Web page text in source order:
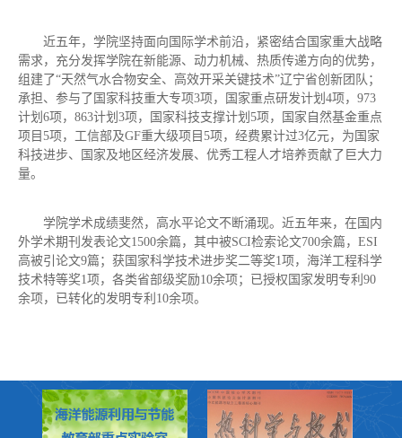
近五年，学院坚持面向国际学术前沿，紧密结合国家重大战略
需求，充分发挥学院在新能源、动力机械、热质传递方向的优势，
组建了“天然气水合物安全、高效开采关键技术”辽宁省创新团队；
承担、参与了国家科技重大专项3项，国家重点研发计划4项，973
计划6项，863计划3项，国家科技支撑计划5项，国家自然基金重点
项目5项，工信部及GF重大级项目5项，经费累计过3亿元，为国家
科技进步、国家及地区经济发展、优秀工程人才培养贡献了巨大力
量。
学院学术成绩斐然，高水平论文不断涌现。近五年来，在国内
外学术期刊发表论文1500余篇，其中被SCI检索论文700余篇，ESI
高被引论文9篇；获国家科学技术进步奖二等奖1项，海洋工程科学
技术特等奖1项，各类省部级奖励10余项；已授权国家发明专利90
余项，已转化的发明专利10余项。